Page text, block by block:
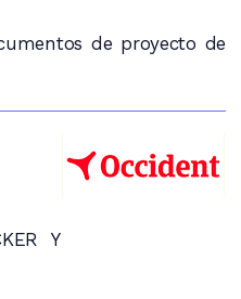
de proyecto de
Y